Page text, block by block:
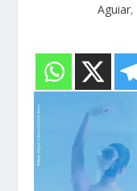
Aguiar,